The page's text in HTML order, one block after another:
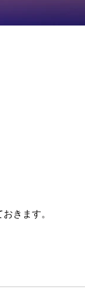
きます。